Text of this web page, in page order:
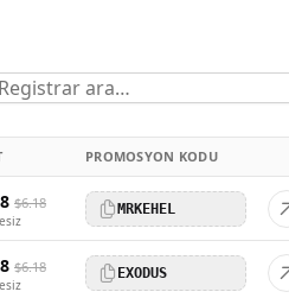
PROMOSYON KODU
$6.18 MRKEHEL
$6.18 EXODUS